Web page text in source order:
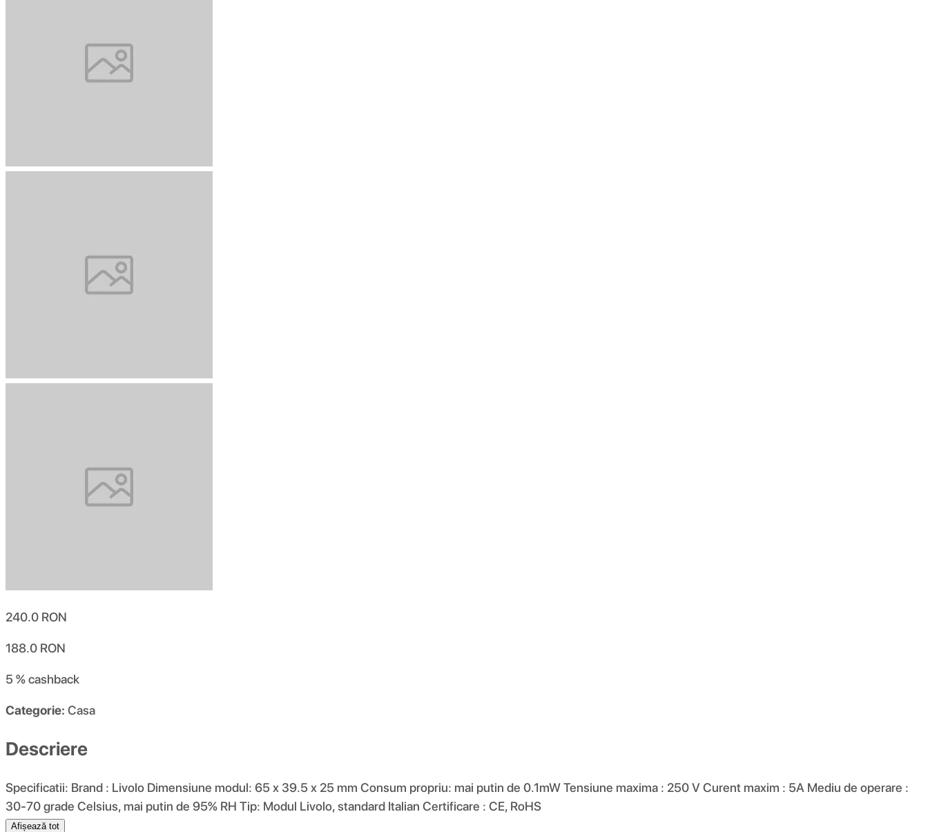
240.0 RON
188.0 RON
5 %cashback
Categorie: Casa
Descriere
Specificatii: Brand : Livolo Dimensiune modul: 65 x 39.5 x 25 mm Consum propriu: mai putin de 0.1mW Tensiune maxima : 250 V Curent maxim : 5A Mediu de operare :
30-70 grade Celsius, mai putin de 95% RH Tip: Modul Livolo, standard Italian Certificare : CE, RoHS
Afișează tot